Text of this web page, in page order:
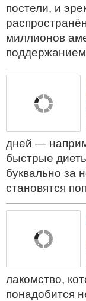
постели, и
миллионов
дней —
быстрые
буквально за
становятся
лакомство,
понадобится